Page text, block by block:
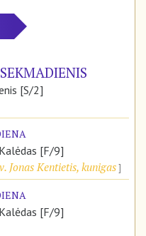
[S/2]
[F/9]
Jonas Kentietis, kunigas
[F/9]